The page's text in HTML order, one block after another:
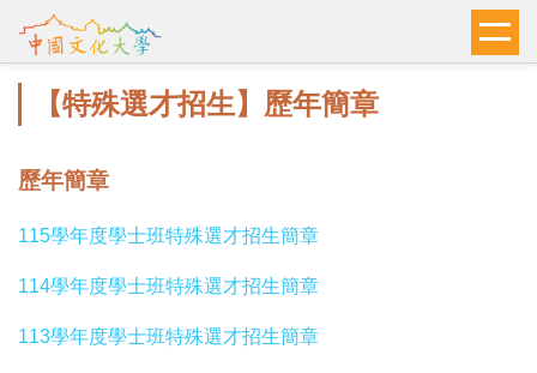
到
區
【特殊選才招生】歷年簡章
歷年簡章
115學年度學士班特殊選才招生簡章
114學年度學士班特殊選才招生簡章
113學年度學士班特殊選才招生簡章